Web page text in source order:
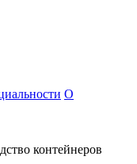
О
контейнеров